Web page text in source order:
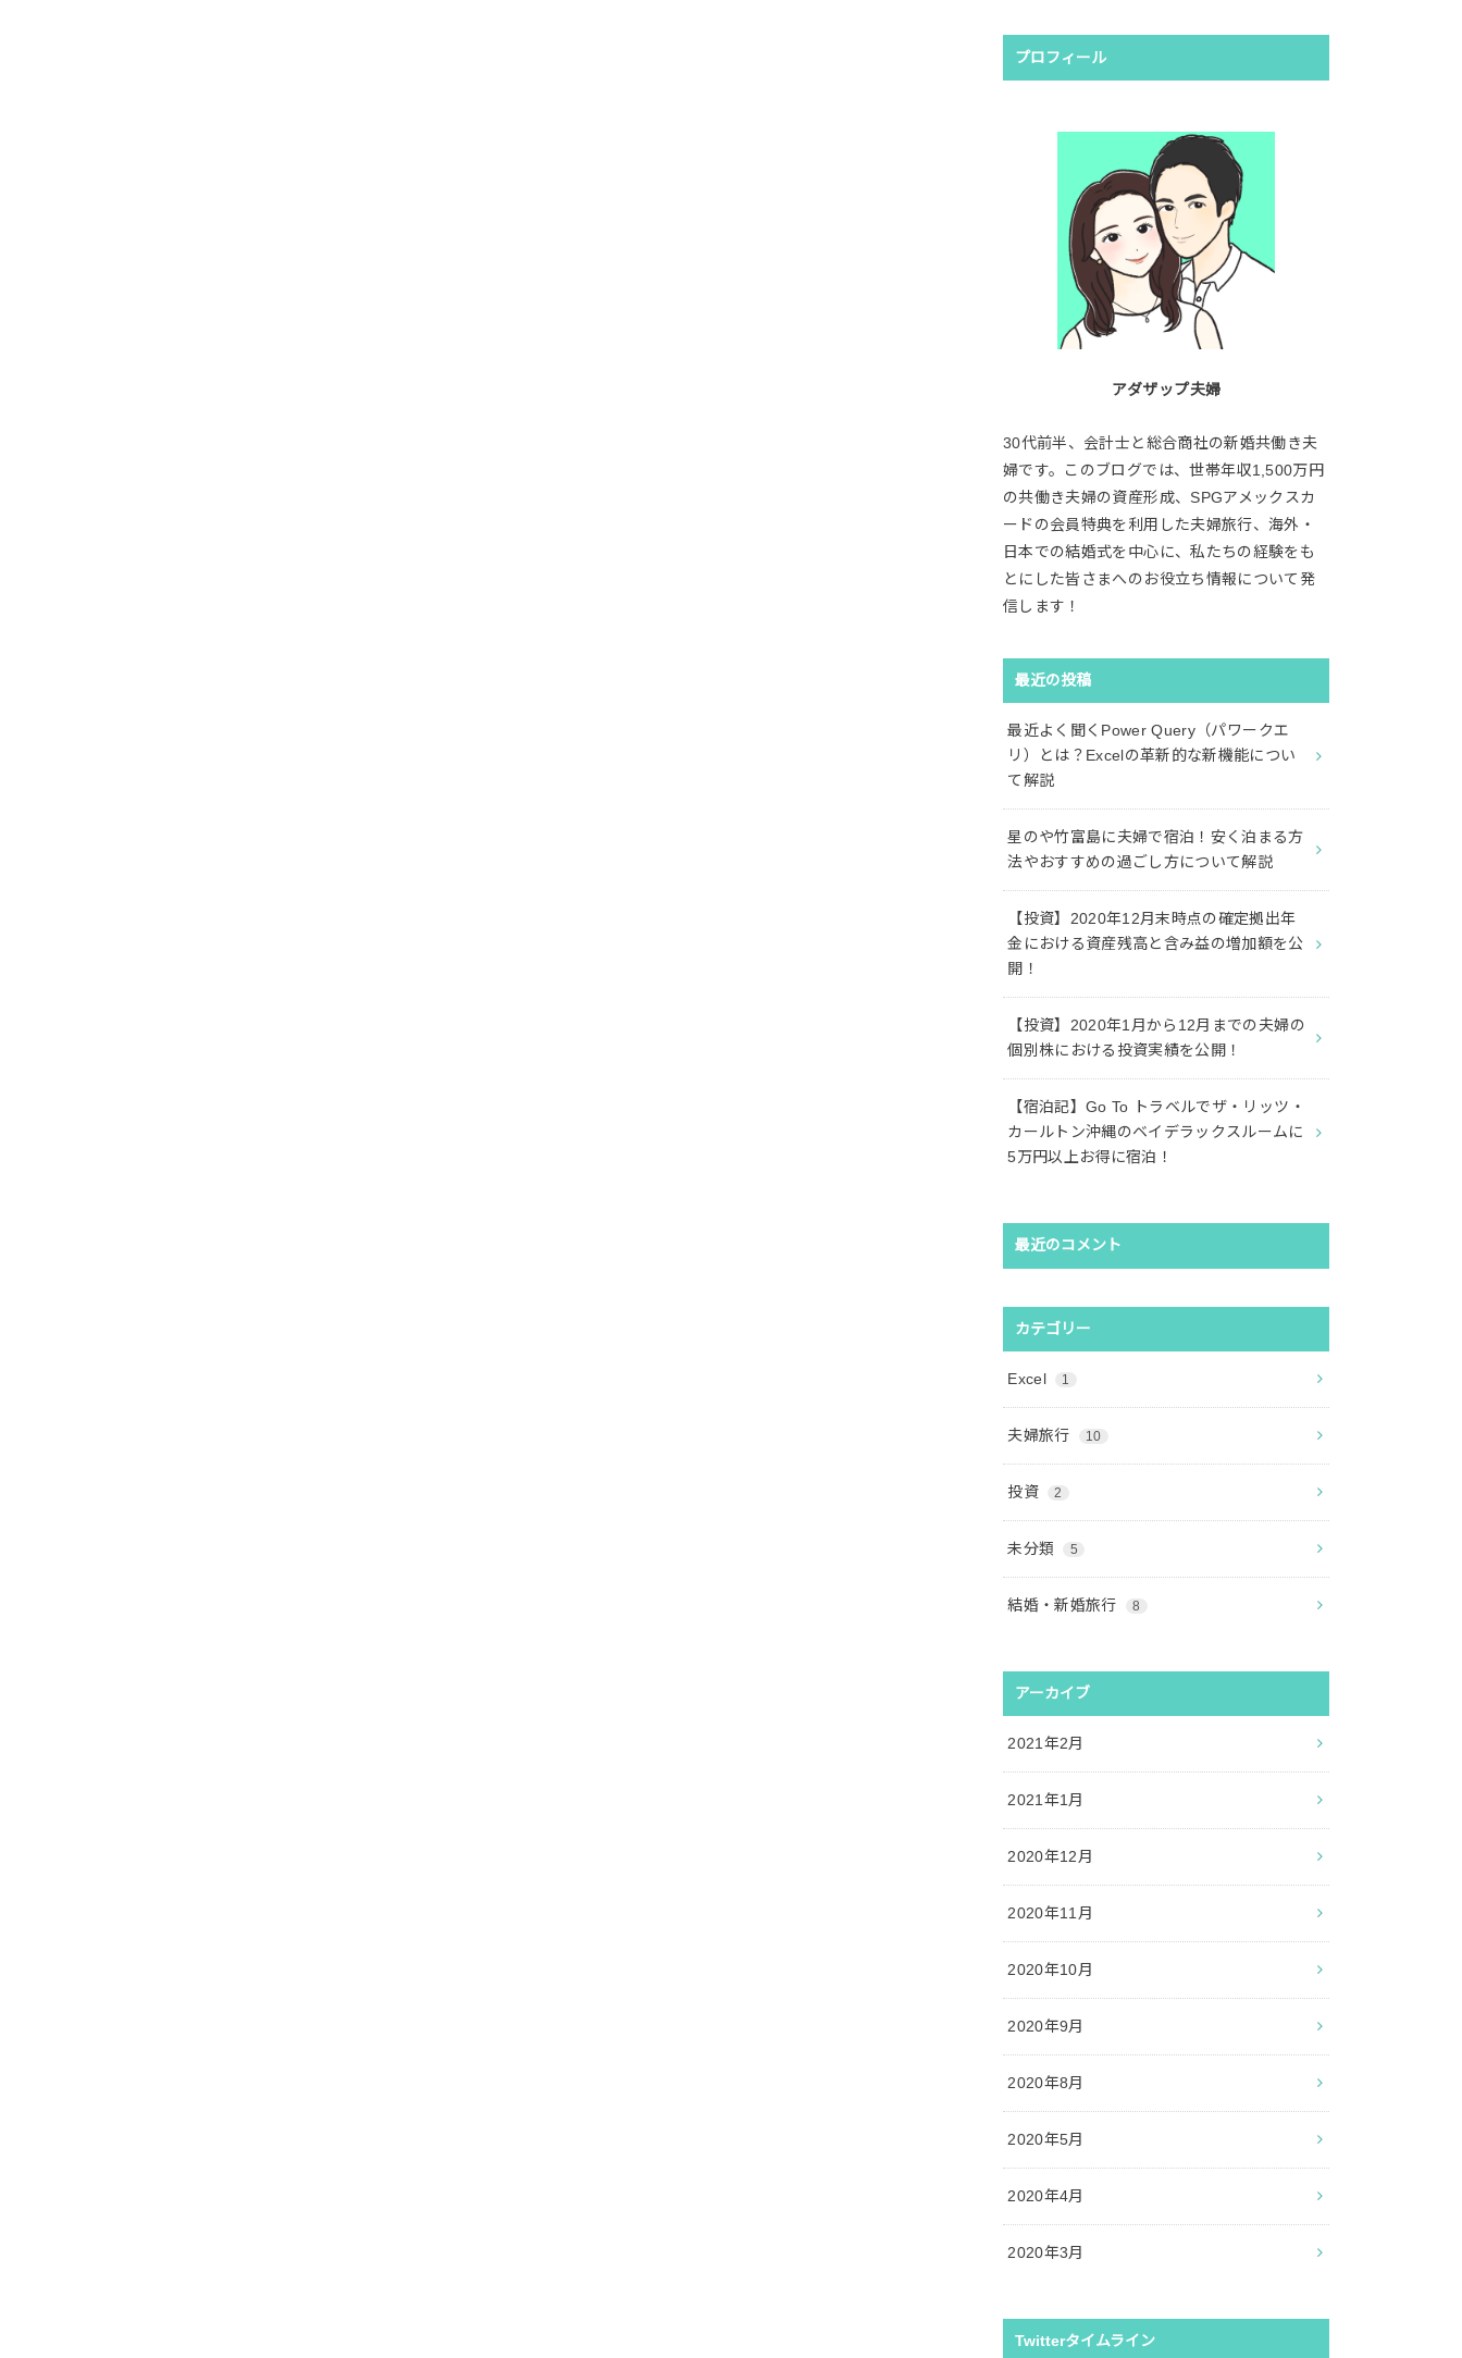
プロフィール
アダザップ夫婦
30代前半、会計士と総合商社の新婚共働き夫
婦です。このブログでは、世帯年収1,500万円
の共働き夫婦の資産形成、SPGアメックスカ
ードの会員特典を利用した夫婦旅行、海外・
日本での結婚式を中心に、私たちの経験をも
とにした皆さまへのお役立ち情報について発
信します！
最近の投稿
最近よく聞くPower Query（パワークエ
リ）とは？Excelの革新的な新機能につい
て解説
星のや竹富島に夫婦で宿泊！安く泊まる方
法やおすすめの過ごし方について解説
【投資】2020年12月末時点の確定拠出年
金における資産残高と含み益の増加額を公
開！
【投資】2020年1月から12月までの夫婦の
個別株における投資実績を公開！
【宿泊記】Go To トラベルでザ・リッツ・
カールトン沖縄のベイデラックスルームに
5万円以上お得に宿泊！
最近のコメント
カテゴリー
Excel 1
夫婦旅行 10
投資 2
未分類 5
結婚・新婚旅行 8
アーカイブ
2021年2月
2021年1月
2020年12月
2020年11月
2020年10月
2020年9月
2020年8月
2020年5月
2020年4月
2020年3月
Twitterタイムライン